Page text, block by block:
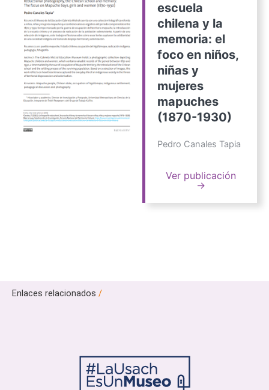
escuela
chilena y la
memoria: el
foco en niños,
niñas y
mujeres
mapuches
(1870-1930)
Pedro Canales Tapia
Ver publicación
→
Enlaces relacionados /